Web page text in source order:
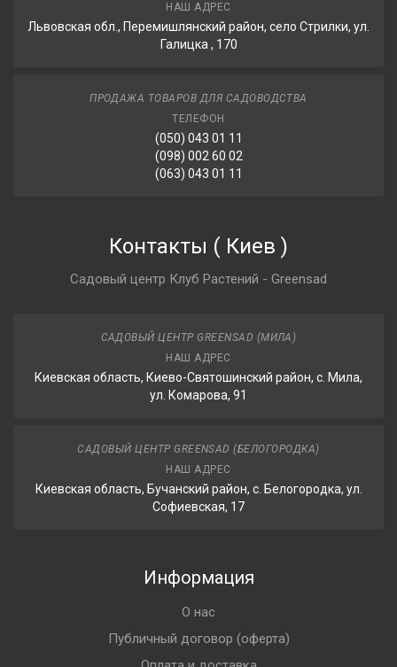
НАШ АДРЕС
Львовская обл., Перемишлянский район, село Стрилки, ул.
Галицка , 170
ПРОДАЖА ТОВАРОВ ДЛЯ САДОВОДСТВА
ТЕЛЕФОН
(050) 043 01 11
(098) 002 60 02
(063) 043 01 11
Контакты ( Киев )
Садовый центр Клуб Растений - Greensad
САДОВЫЙ ЦЕНТР GREENSAD (МИЛА)
НАШ АДРЕС
Киевская область, Киево-Святошинский район, с. Мила,
ул. Комарова, 91
САДОВЫЙ ЦЕНТР GREENSAD (БЕЛОГОРОДКА)
НАШ АДРЕС
Киевская область, Бучанский район, с. Белогородка, ул.
Софиевская, 17
Информация
О нас
Публичный договор (оферта)